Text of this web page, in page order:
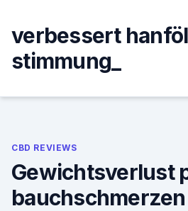
content
verbessert
stimmung_
CBD REVIEWS
Gewichtsverlust
bauchschmerzen